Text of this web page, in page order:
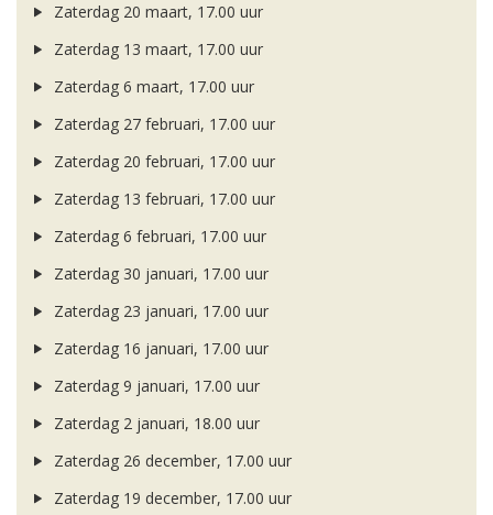
Zaterdag 20 maart, 17.00 uur
Zaterdag 13 maart, 17.00 uur
Zaterdag 6 maart, 17.00 uur
Zaterdag 27 februari, 17.00 uur
Zaterdag 20 februari, 17.00 uur
Zaterdag 13 februari, 17.00 uur
Zaterdag 6 februari, 17.00 uur
Zaterdag 30 januari, 17.00 uur
Zaterdag 23 januari, 17.00 uur
Zaterdag 16 januari, 17.00 uur
Zaterdag 9 januari, 17.00 uur
Zaterdag 2 januari, 18.00 uur
Zaterdag 26 december, 17.00 uur
Zaterdag 19 december, 17.00 uur